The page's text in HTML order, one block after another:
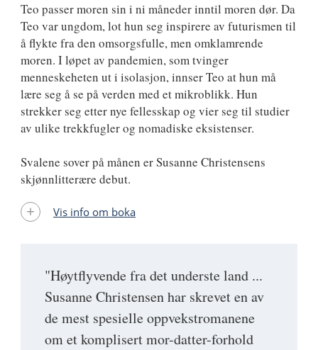
"Høytflyvende fra det underste land ...
Susanne Christensen har skrevet en av
de mest spesielle oppvekstromanene
om et komplisert mor-datter-forhold
Teo passer moren sin i ni måneder inntil moren dør. Da
Teo var ungdom, lot hun seg inspirere av futurismen til
å flykte fra den omsorgsfulle, men omklamrende
moren. I løpet av pandemien, som tvinger
menneskeheten ut i isolasjon, innser Teo at hun må
lære seg å se på verden med et mikroblikk. Hun
strekker seg etter nye fellesskap og vier seg til studier
av ulike trekkfugler og nomadiske eksistenser.
Svalene sover på månen er Susanne Christensens
skjønnlitterære debut.
Vis info om boka